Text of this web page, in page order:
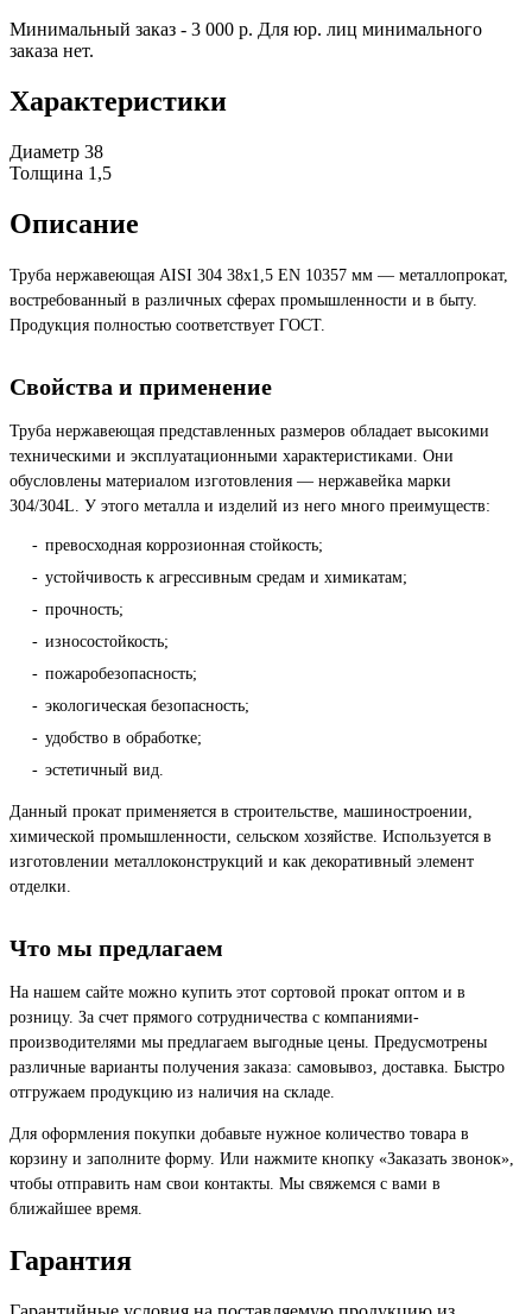
Минимальный заказ - 3 000 р. Для юр. лиц минимального
заказа нет.
Характеристики
Диаметр 38
Толщина 1,5
Описание
Труба нержавеющая AISI 304 38х1,5 EN 10357 мм — металлопрокат,
востребованный в различных сферах промышленности и в быту.
Продукция полностью соответствует ГОСТ.
Свойства и применение
Труба нержавеющая представленных размеров обладает высокими
техническими и эксплуатационными характеристиками. Они
обусловлены материалом изготовления — нержавейка марки
304/304L. У этого металла и изделий из него много преимуществ:
превосходная коррозионная стойкость;
устойчивость к агрессивным средам и химикатам;
прочность;
износостойкость;
пожаробезопасность;
экологическая безопасность;
удобство в обработке;
эстетичный вид.
Данный прокат применяется в строительстве, машиностроении,
химической промышленности, сельском хозяйстве. Используется в
изготовлении металлоконструкций и как декоративный элемент
отделки.
Что мы предлагаем
На нашем сайте можно купить этот сортовой прокат оптом и в
розницу. За счет прямого сотрудничества с компаниями-
производителями мы предлагаем выгодные цены. Предусмотрены
различные варианты получения заказа: самовывоз, доставка. Быстро
отгружаем продукцию из наличия на складе.
Для оформления покупки добавьте нужное количество товара в
корзину и заполните форму. Или нажмите кнопку «Заказать звонок»,
чтобы отправить нам свои контакты. Мы свяжемся с вами в
ближайшее время.
Гарантия